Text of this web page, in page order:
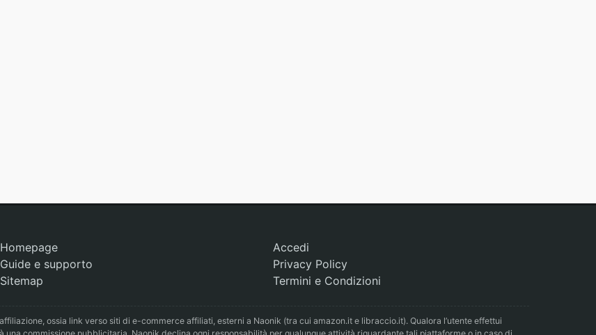
Homepage
Guide e supporto
Sitemap
Accedi
Privacy Policy
Termini e Condizioni